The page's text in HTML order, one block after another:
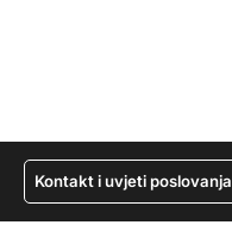
Kontakt i uvjeti poslovanja